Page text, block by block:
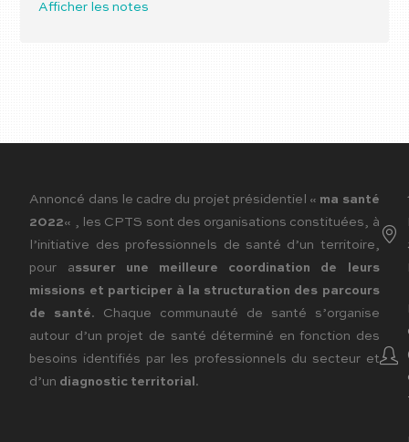
Afficher les notes
Annoncé dans le cadre du projet présidentiel « ma santé
2022« , les CPTS sont des organisations constituées, à
l’initiative des professionnels de santé d’un territoire,
pour assurer une meilleure coordination de leurs
missions et participer à la structuration des parcours
de santé. Chaque communauté de santé s’organise
autour d’un projet de santé déterminé en fonction des
besoins identifiés par les professionnels du secteur et
d’un diagnostic territorial .